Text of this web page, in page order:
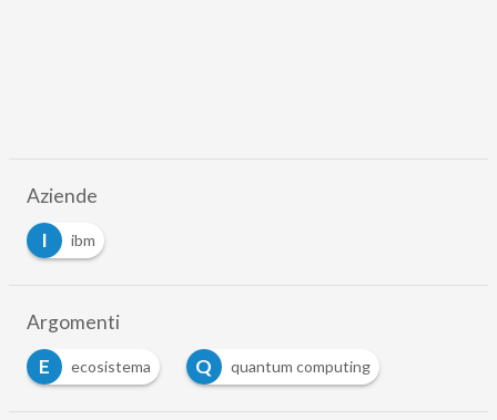
Aziende
I
ibm
Argomenti
E
ecosistema Q quantum computing